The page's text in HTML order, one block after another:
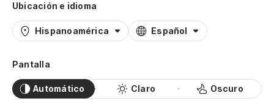
Ubicación e idioma
Hispanoamérica Español
Pantalla
Automático Claro Oscuro